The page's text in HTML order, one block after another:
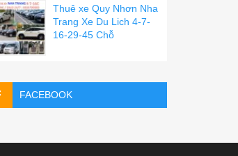
Thuê xe Quy Nhơn Nha
Trang Xe Du Lich 4-7-
16-29-45 Chỗ
FACEBOOK